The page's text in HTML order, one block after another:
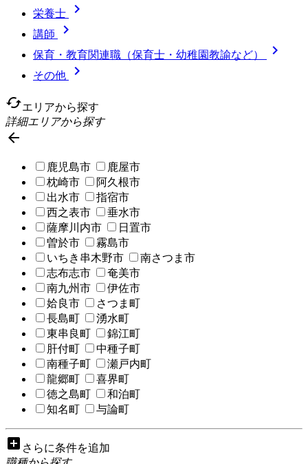
栄養士 
講師 
保育・教育関連職（保育士・幼稚園教諭など） 
その他

cachedエリアから探す
詳細エリアから探す

鹿児島市
鹿屋市
枕崎市
阿久根市
出水市
指宿市
西之表市
垂水市
薩摩川内市
日置市
曽於市
霧島市
いちき串木野市
南さつま市
志布志市
奄美市
南九州市
伊佐市
姶良市
さつま町
長島町
湧水町
東串良町
錦江町
肝付町
中種子町
南種子町
瀬戸内町
龍郷町
喜界町
徳之島町
和泊町
知名町
与論町
add_box さらに条件を追加